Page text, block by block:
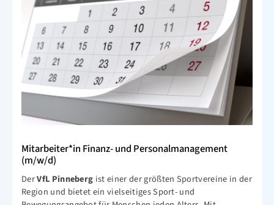
Mitarbeiter*in Finanz- und Personalmanagement
(m/w/d)
DerVfL Pinneberg ist einer der größten Sportvereine in der
Region und bietet ein vielseitiges Sport- und